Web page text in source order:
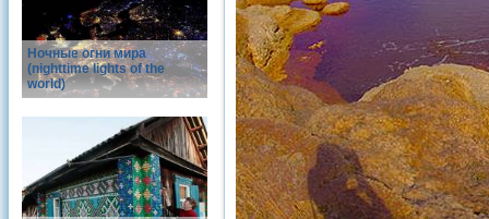
Ночные огни мира
(nighttime lights of the
world)